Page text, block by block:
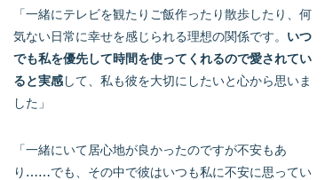
「一緒にテレビを観たりご飯作ったり散歩したり、何
気ない日常に幸せを感じられる理想の関係です。 いつ
でも私を優先して時間を使ってくれるので愛されてい
ると実感して、私も彼を大切にしたいと心から思いま
した」
「一緒にいて居心地が良かったのですが不安もあ
り……でも、その中で彼はいつも私に不安に思ってい